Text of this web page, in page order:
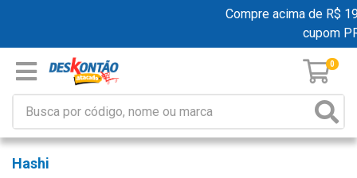
Compre acima de R$
cupom
0
Hashi